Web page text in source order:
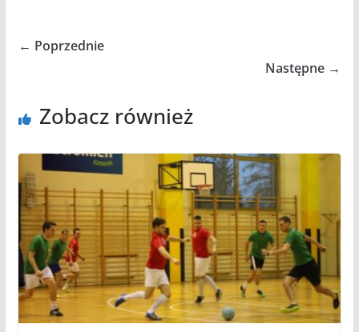
← Poprzednie
Następne →
Zobacz również